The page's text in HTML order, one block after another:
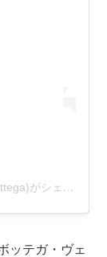
BOTTEGA VENETA by Daniel Lee(@newbottega)がシェアした投稿
ッテガ・ヴェ